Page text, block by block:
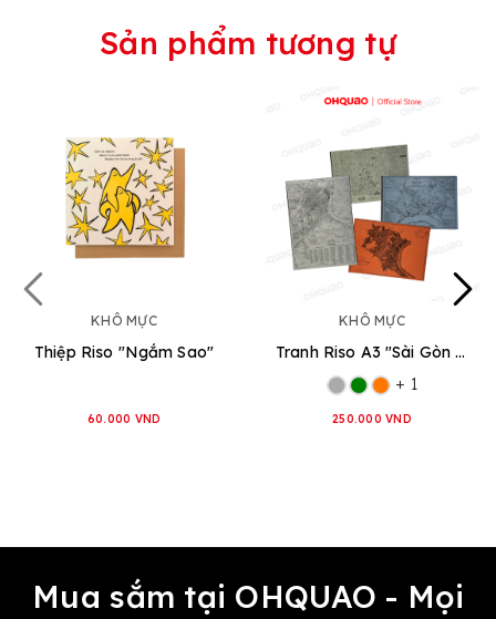
Sản phẩm tương tự
KHÔ MỰC
Thiệp Riso "Ngắm Sao"
60.000 VND
KHÔ MỰC
Tranh Riso A3 "Sài Gòn Map"
+ 1
250.000 VND
Mua sắm tại OHQUAO - Mọi